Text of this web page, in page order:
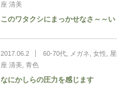
座 清美
このワタクシにまっかせなさ～～い
2017.06.2 60-70代, メガネ 女性
座 清美, 青色
なにかしらの圧力を感じます